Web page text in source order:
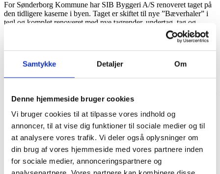
Samtykke Detaljer Om
Denne hjemmeside bruger cookies
Vi bruger cookies til at tilpasse vores indhold og
annoncer, til at vise dig funktioner til sociale medier og til
at analysere vores trafik. Vi deler også oplysninger om
din brug af vores hjemmeside med vores partnere inden
for sociale medier, annonceringspartnere og
For Sønderborg Kommune har SIB Byggeri A/S renoveret taget på
den tidligere kaserne i byen. Taget er skiftet til nye ”Bæverhaler” i
tegl og komplet renoveret med nye tagrender, undertag, tag og
danske hær kasernen og brugte den som base for Hærens
kultur- og foreningshus.
Fakta
Entrepriseform: Hovedentreprise
Opført år: 2020 – 2021
Anvendelse: Foreningshus
Eventuelt bæredygtighedscertificering: Fredet og
bevaringsværdigt.